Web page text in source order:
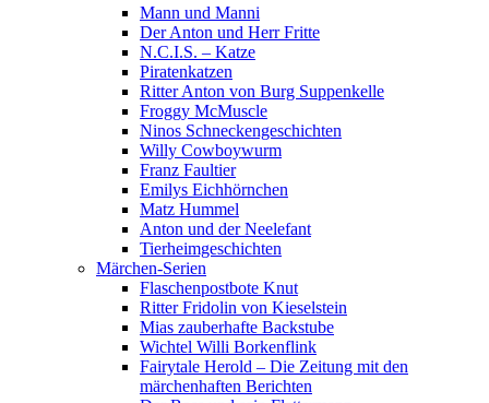
Mann und Manni
Der Anton und Herr Fritte
N.C.I.S. – Katze
Piratenkatzen
Ritter Anton von Burg Suppenkelle
Froggy McMuscle
Ninos Schneckengeschichten
Willy Cowboywurm
Franz Faultier
Emilys Eichhörnchen
Matz Hummel
Anton und der Neelefant
Tierheimgeschichten
Märchen-Serien
Flaschenpostbote Knut
Ritter Fridolin von Kieselstein
Mias zauberhafte Backstube
Wichtel Willi Borkenflink
Fairytale Herold – Die Zeitung mit den
märchenhaften Berichten